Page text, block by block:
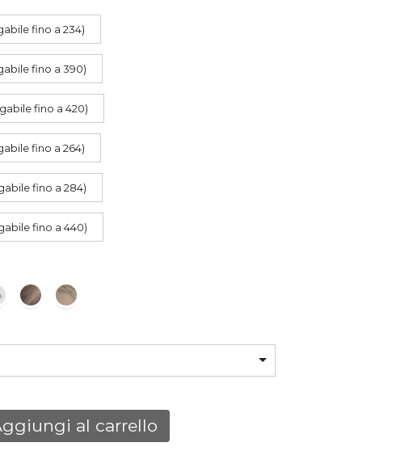
fino a 234)
fino a 390)
fino a 420)
fino a 264)
fino a 284)
fino a 440)
al carrello